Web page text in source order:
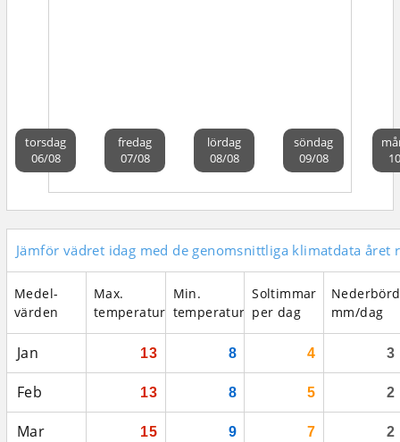
torsdag
06/08
fredag
07/08
lördag
08/08
söndag
09/08
Jämför vädret idag med de genomsnittliga klimatdata året
Medel­
värden
Max.
temperatur
Min.
temperatur
Soltimmar
per dag
Nederbörd
mm/dag
Jan 13 8 4 3
Feb 13 8 5 2
Mar 15 9 7 2